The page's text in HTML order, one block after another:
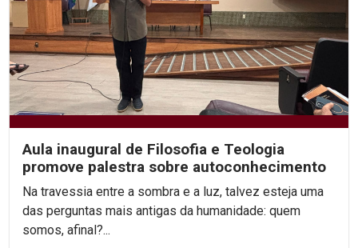
Aula inaugural de Filosofia e Teologia
promove palestra sobre autoconhecimento
Na travessia entre a sombra e a luz, talvez esteja uma
das perguntas mais antigas da humanidade: quem
somos, afinal?...